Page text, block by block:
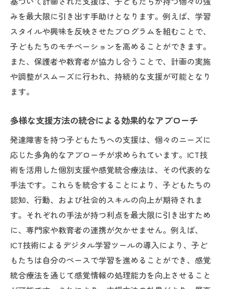
みを最大限に引き出す手助けとなります。例えば、学習
スタイルや興味を反映させたプログラムを組むことで、
子どもたちのモチベーションを高めることができます。
また、保護者や教育者が協力し合うことで、計画の実施
や調整がスムーズに行われ、持続的な支援が可能となり
ます。
多様な支援方法の統合による効果的なアプローチ
発達障害を持つ子どもたちへの支援は、個々のニーズに
応じた多角的なアプローチが求められています。ICT技
術を活用した個別支援や感覚統合療法は、その代表的な
手法です。これらを統合することにより、子どもたちの
認知、行動、および社会的スキルの向上が期待されま
す。それぞれの手法が持つ利点を最大限に引き出すため
に、専門家や教育者の連携が欠かせません。例えば、
ICT技術によるデジタル学習ツールの導入により、子ど
もたちは自分のペースで学習を進めることができ、感覚
統合療法を通じて感覚情報の処理能力を向上させること